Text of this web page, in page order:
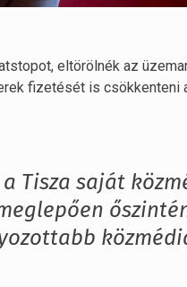
eltörölnék az
fizetését is csökkenteni
Tisza saját